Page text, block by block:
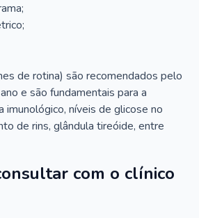
de rotina) são recomendados pelo
e são fundamentais para a
imunológico, níveis de glicose no
de rins, glândula tireóide, entre
com o clínico